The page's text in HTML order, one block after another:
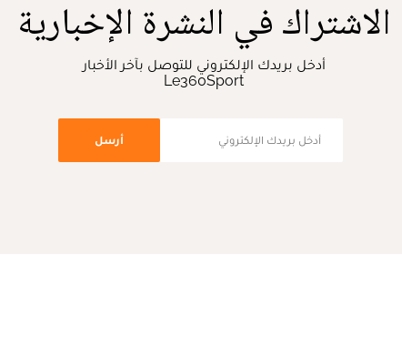
الاشتراك في النشرة الإخبارية
أدخل بريدك الإلكتروني للتوصل بآخر الأخبار
Le360Sport
أرسل